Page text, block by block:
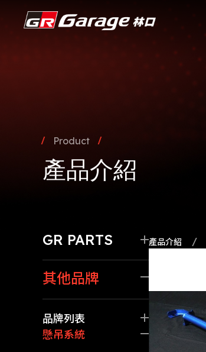
Product
產品介紹
GR PARTS
懸吊系統
外觀套件
剎車系統
內裝升級
碳纖維套件
其他品牌
品牌列表
Akrapovic
懸吊系統
產品介紹